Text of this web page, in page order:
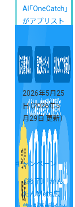
AI「OneCatch」
がアプリスト
2026年5月25
日（2026年5
月29日 更新）
キャンペーン
《終了》「かん
たんMeta広